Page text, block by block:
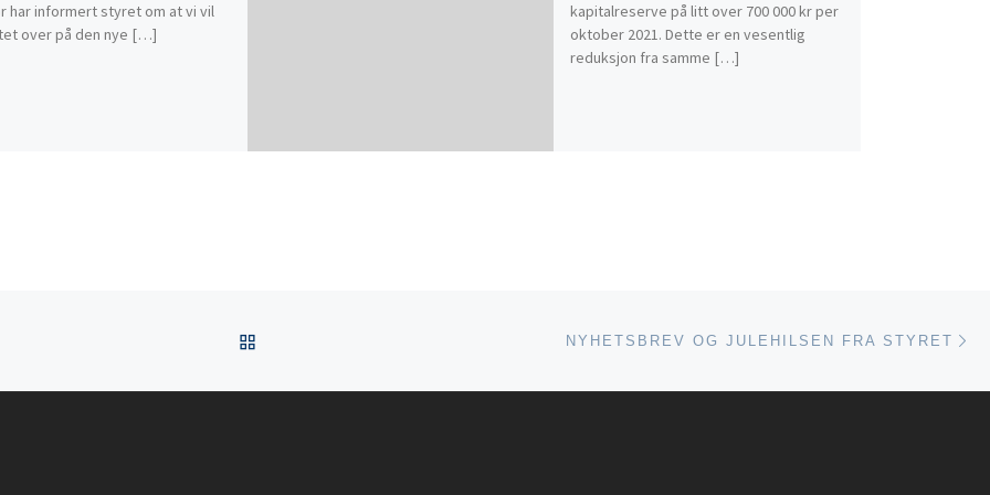
har informert styret om at vi vil
over på den nye […]
kapitalreserve på litt over 700 000 kr per
oktober 2021. Dette er en vesentlig
reduksjon fra samme […]
NYHETSBREV OG JULEHILSEN FRA STYRET